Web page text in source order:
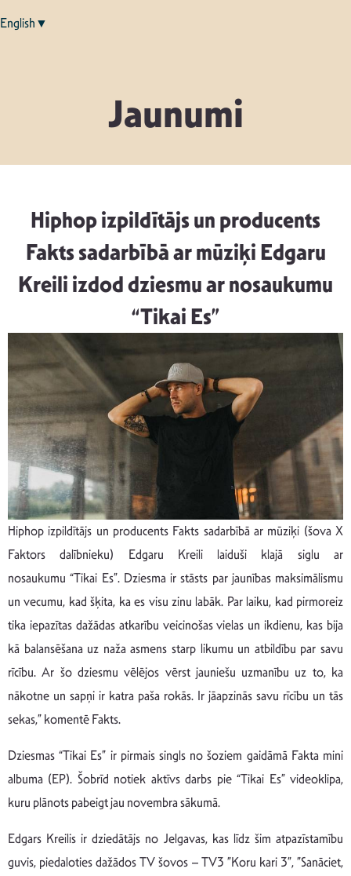
English▼
Jaunumi
Hiphop izpildītājs un producents
Fakts sadarbībā ar mūziķi Edgaru
Kreili izdod dziesmu ar nosaukumu
“Tikai Es”
Hiphop izpildītājs un producents Fakts sadarbībā ar mūziķi (šova X
Faktors dalībnieku) Edgaru Kreili laiduši klajā siglu ar
nosaukumu “Tikai Es”. Dziesma ir stāsts par jaunības maksimālismu
un vecumu, kad šķita, ka es visu zinu labāk. Par laiku, kad pirmoreiz
tika iepazītas dažādas atkarību veicinošas vielas un ikdienu, kas bija
kā balansēšana uz naža asmens starp likumu un atbildību par savu
rīcību. Ar šo dziesmu vēlējos vērst jauniešu uzmanību uz to, ka
nākotne un sapņi ir katra paša rokās. Ir jāapzinās savu rīcību un tās
sekas,” komentē Fakts.
Dziesmas “Tikai Es” ir pirmais singls no šoziem gaidāmā Fakta mini
albuma (EP). Šobrīd notiek aktīvs darbs pie “Tikai Es” videoklipa,
kuru plānots pabeigt jau novembra sākumā.
Edgars Kreilis ir dziedātājs no Jelgavas, kas līdz šim atpazīstamību
guvis, piedaloties dažādos TV šovos – TV3 ”Koru kari 3”, ”Sanāciet,